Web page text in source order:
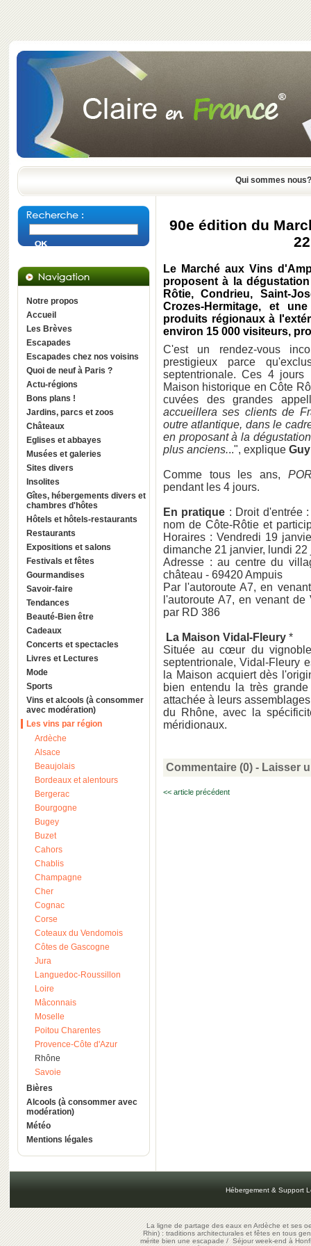
Qui sommes nous?
Notre propos
Accueil
Les Brèves
Escapades
Escapades chez nos voisins
Quoi de neuf à Paris ?
Actu-régions
Bons plans !
Jardins, parcs et zoos
Châteaux
Eglises et abbayes
Musées et galeries
Sites divers
Insolites
Gîtes, hébergements divers et
chambres d'hôtes
Hôtels et hôtels-restaurants
Restaurants
Expositions et salons
Festivals et fêtes
Gourmandises
Savoir-faire
Tendances
Beauté-Bien être
Cadeaux
Concerts et spectacles
Livres et Lectures
Mode
Sports
Vins et alcools (à consommer
avec modération)
Les vins par région
Ardèche
Alsace
Beaujolais
Bordeaux et alentours
Bergerac
Bourgogne
Bugey
Buzet
Cahors
Chablis
Champagne
Cher
Cognac
Corse
Coteaux du Vendomois
Côtes de Gascogne
Jura
Languedoc-Roussillon
Loire
Mâconnais
Moselle
Poitou Charentes
Provence-Côte d'Azur
Rhône
Savoie
Bières
Alcools (à consommer avec
modération)
Météo
Mentions légales
90e édition du
Le Marché aux Vins
proposent à la
Rôtie, Condrieu, Saint-
Crozes-Hermitage, et
produits régionaux à
environ 15 000 visiteurs,
C'est un rendez-vous
prestigieux parce
septentrionale. Ces 4 jours
Maison historique en Côte
cuvées des grandes
accueillera ses clients de
outre atlantique, dans le
en proposant à la
plus anciens...", explique
Comme tous les ans,
pendant les 4 jours.
En pratique : Droit d'entrée
nom de Côte-Rôtie et
Horaires : Vendredi 19
dimanche 21 janvier, lundi
Adresse : au centre du
château - 69420 Ampuis
Par l'autoroute A7, en
l'autoroute A7, en venant
par RD 386
La Maison Vidal-Fleury *
Située au cœur du
septentrionale, Vidal-Fleury
la Maison acquiert dès
bien entendu la très
attachée à leurs
du Rhône, avec la
méridionaux.
Commentaire (0) - Laisser
<< article précédent
Hébergement & Support
La ligne de partage des eaux en Ardèche et ses
Rhin) : traditions architecturales et fêtes en tous
mérite bien une escapade/Séjour week-end à